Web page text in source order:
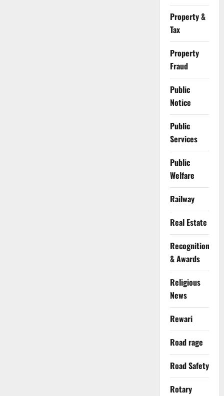
Property &
Tax
Property
Fraud
Public
Notice
Public
Services
Public
Welfare
Railway
Real Estate
Recognition
& Awards
Religious
News
Rewari
Road rage
Road Safety
Rotary